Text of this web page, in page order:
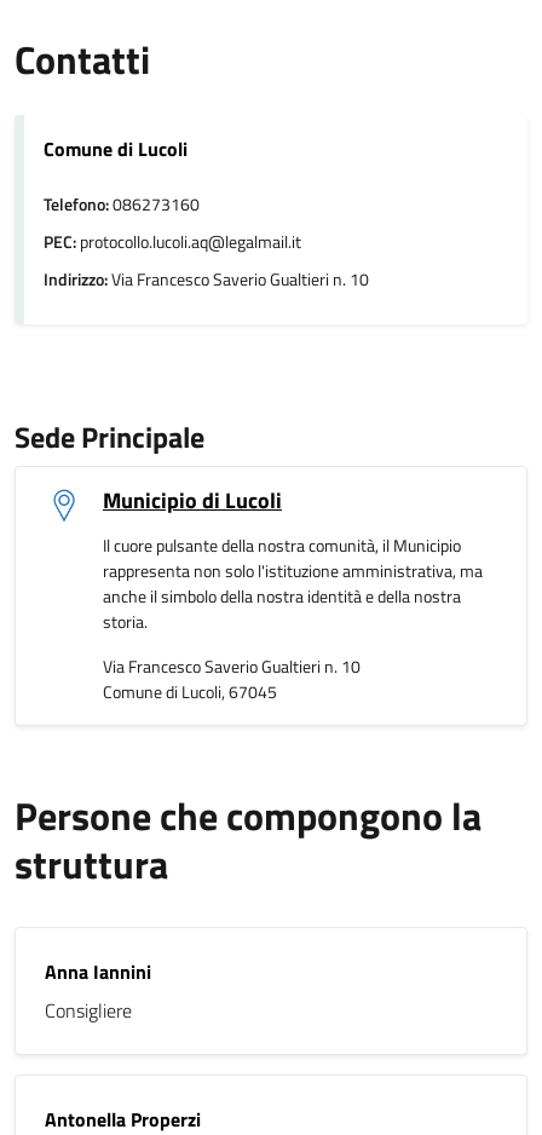
Contatti
Comune di Lucoli
Telefono:086273160
PEC:protocollo.lucoli.aq@legalmail.it
Indirizzo:Via Francesco Saverio Gualtieri n. 10
Sede Principale
Municipio di Lucoli
Il cuore pulsante della nostra comunità, il Municipio
rappresenta non solo l'istituzione amministrativa, ma
anche il simbolo della nostra identità e della nostra
storia.
Via Francesco Saverio Gualtieri n. 10
Comune di Lucoli, 67045
Persone che compongono la
struttura
Anna Iannini
Consigliere
Antonella Properzi